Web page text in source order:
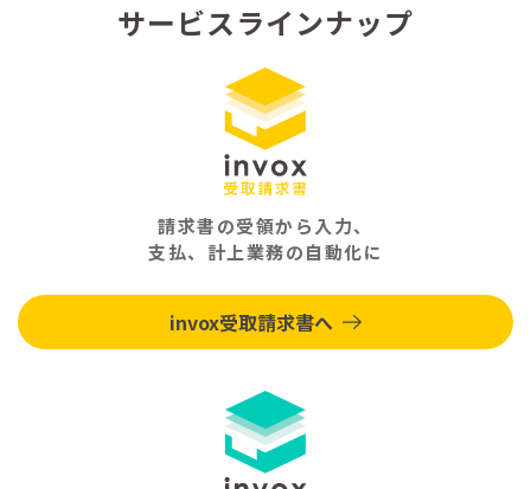
サービスラインナップ
請求書の受領から入力、
支払、計上業務の自動化に
invox受取請求書へ